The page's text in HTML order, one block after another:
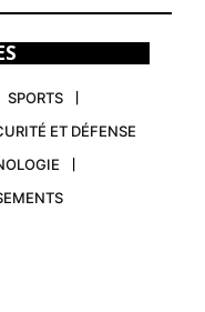
SPORTS
ET DÉFENSE